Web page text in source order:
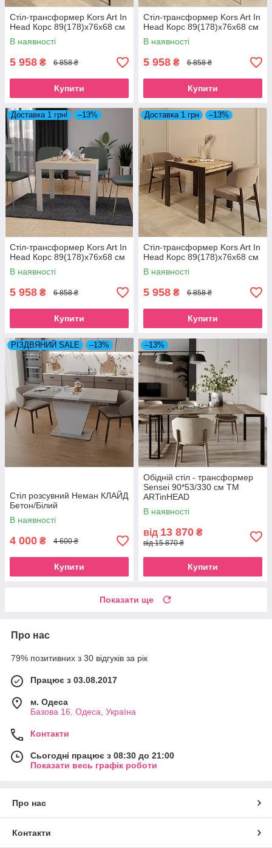
Стіл-трансформер Kors Art In
Head Корс 89(178)x76x68 см
В наявності
5 958 ₴ 6 858 ₴
Купити
Стіл-трансформер Kors Art In
Head Корс 89(178)x76x68 см
В наявності
5 958 ₴ 6 858 ₴
Купити
Доставка 1 грн! –13%
Стіл-трансформер Kors Art In
Head Корс 89(178)x76x68 см
В наявності
5 958 ₴ 6 858 ₴
Купити
Доставка 1 грн –13%
Стіл-трансформер Kors Art In
Head Корс 89(178)x76x68 см
В наявності
5 958 ₴ 6 858 ₴
Купити
РІЗДВЯНИЙ SALE –13%
Стіл розсувний Неман КЛАЙД
Бетон/Білий
В наявності
4 000 ₴ 4 600 ₴
Купити
–13%
Обідній стіл - трансформер
Sensei 90*53/330 см ТМ
ARTinHEAD
В наявності
від 13 870 ₴
від 15 870 ₴
Купити
Показати ще
Про нас
79% позитивних з 30 відгуків за рік
Працює з 03.08.2017
м. Одеса
Базова 16, Одеса, Україна
Контакти
Сьогодні працює з 08:30 до 21:00
Показати весь графік роботи
Про нас
Контакти